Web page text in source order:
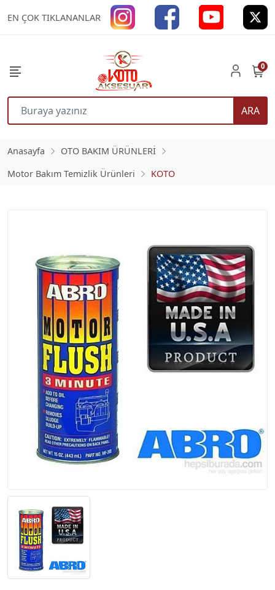
EN ÇOK TIKLANANLAR
ARA
0
Anasayfa
OTO BAKIM ÜRÜNLERİ
Motor Bakım Temizlik Ürünleri
KOTO